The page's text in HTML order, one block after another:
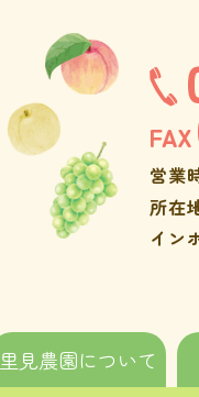
FAX
営業
所在
イン
里見農園について